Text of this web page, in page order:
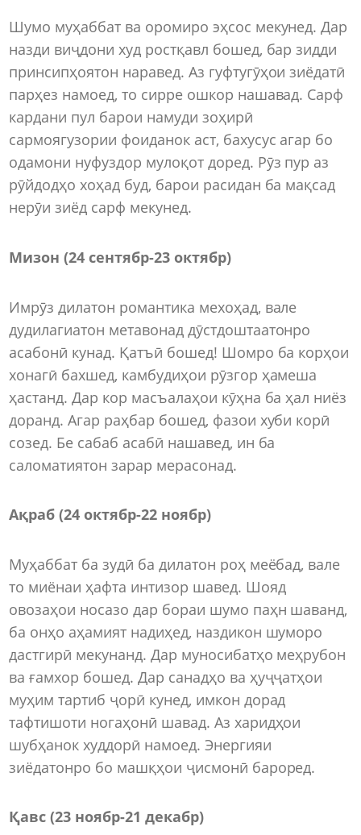
Шумо муҳаббат ва оромиро эҳсос мекунед. Дар
назди виҷдони худ ростқавл бошед, бар зидди
принсипҳоятон наравед. Аз гуфтугӯҳои зиёдатӣ
парҳез намоед, то сирре ошкор нашавад. Сарф
кардани пул барои намуди зоҳирӣ
сармоягузории фоиданок аст, бахусус агар бо
одамони нуфуздор мулоқот доред. Рӯз пур аз
рӯйдодҳо хоҳад буд, барои расидан ба мақсад
нерӯи зиёд сарф мекунед.
Мизон (24 сентябр-23 октябр)
Имрӯз дилатон романтика мехоҳад, вале
дудилагиатон метавонад дӯстдоштаатонро
асабонӣ кунад. Қатъӣ бошед! Шомро ба корҳои
хонагӣ бахшед, камбудиҳои рӯзгор ҳамеша
ҳастанд. Дар кор масъалаҳои кӯҳна ба ҳал ниёз
доранд. Агар раҳбар бошед, фазои хуби корӣ
созед. Бе сабаб асабӣ нашавед, ин ба
саломатиятон зарар мерасонад.
Ақраб (24 октябр-22 ноябр)
Муҳаббат ба зудӣ ба дилатон роҳ меёбад, вале
то миёнаи ҳафта интизор шавед. Шояд
овозаҳои носазо дар бораи шумо паҳн шаванд,
ба онҳо аҳамият надиҳед, наздикон шуморо
дастгирӣ мекунанд. Дар муносибатҳо меҳрубон
ва ғамхор бошед. Дар санадҳо ва ҳуҷҷатҳои
муҳим тартиб ҷорӣ кунед, имкон дорад
тафтишоти ногаҳонӣ шавад. Аз харидҳои
шубҳанок худдорӣ намоед. Энергияи
зиёдатонро бо машқҳои ҷисмонӣ бароред.
Қавс (23 ноябр-21 декабр)